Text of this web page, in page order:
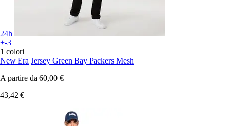
24h
+-3
1 colori
New Era Jersey Green Bay Packers Mesh
A partire da 60,00 €
43,42 €